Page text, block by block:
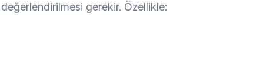
gerekir. Özellikle: